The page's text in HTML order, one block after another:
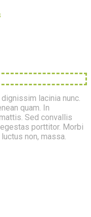
lacinia nunc.
quam. In
Sed convallis
porttitor. Morbi
non, massa.